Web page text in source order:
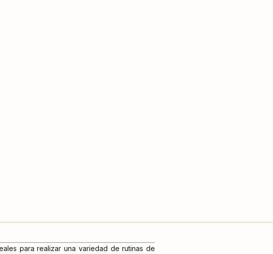
para realizar una variedad de rutinas de